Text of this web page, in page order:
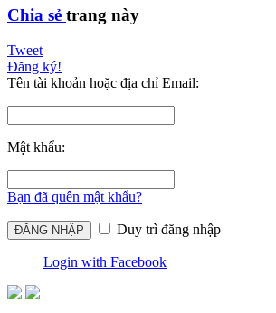
Chia sẻ trang này
Tweet
Đăng ký!
Tên tài khoản hoặc địa chỉ Email:
Mật khẩu:
Bạn đã quên mật khẩu?
Duy trì đăng nhập
Login with Facebook